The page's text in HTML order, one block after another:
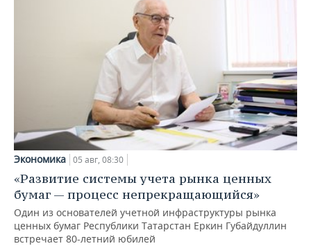
Экономика 05 авг, 08:30
«Развитие системы учета рынка ценных
бумаг — процесс непрекращающийся»
Один из основателей учетной инфраструктуры рынка
ценных бумаг Республики Татарстан Еркин Губайдуллин
встречает 80-летний юбилей